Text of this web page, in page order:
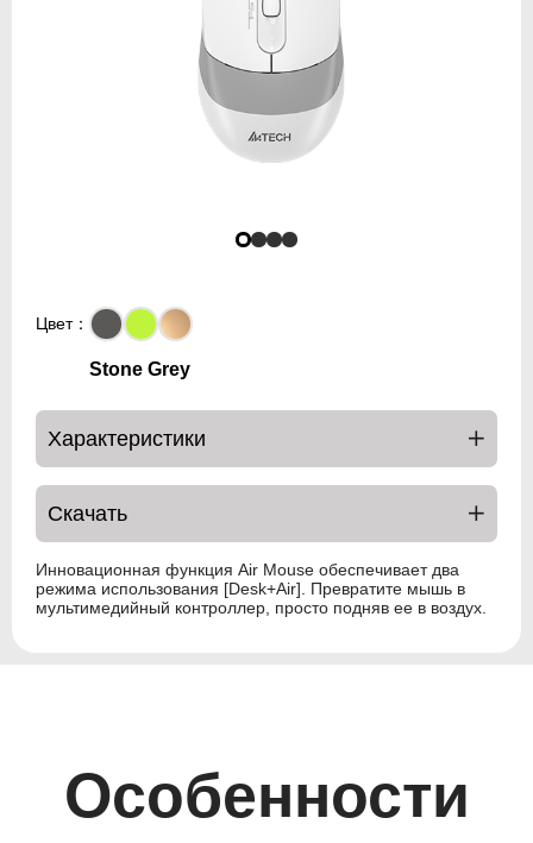
Цвет：
Stone Grey
Характеристики
Скачать
Инновационная функция Air Mouse обеспечивает два
режима использования [Desk+Air]. Превратите мышь в
мультимедийный контроллер, просто подняв ее в воздух.
Особенности